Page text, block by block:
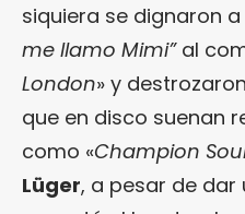
siquiera se dignaron
me llamo Mimi”al
London» y
que en disco suenan
como «Champion
Lüger, a pesar de